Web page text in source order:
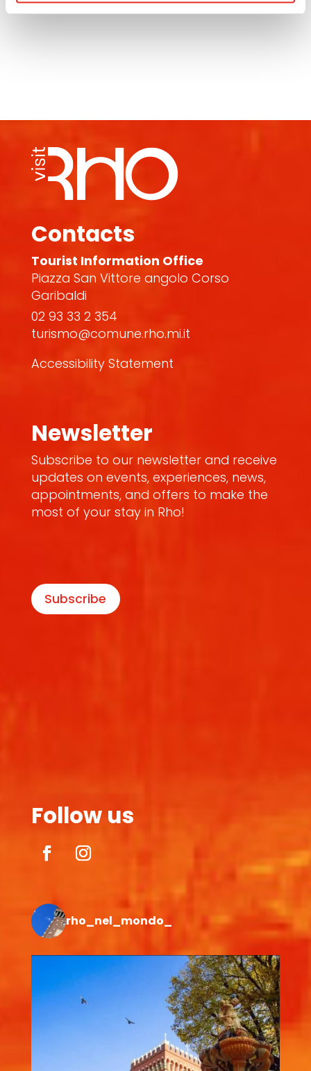
Contacts
Tourist Information Office
Piazza San Vittore angolo Corso
Garibaldi
02 93 33 2 354
turismo@comune.rho.mi.it
Accessibility Statement
Newsletter
Subscribe to our newsletter and receive
updates on events, experiences, news,
appointments, and offers to make the
most of your stay in Rho!
Subscribe
Follow us
rho_nel_mondo_